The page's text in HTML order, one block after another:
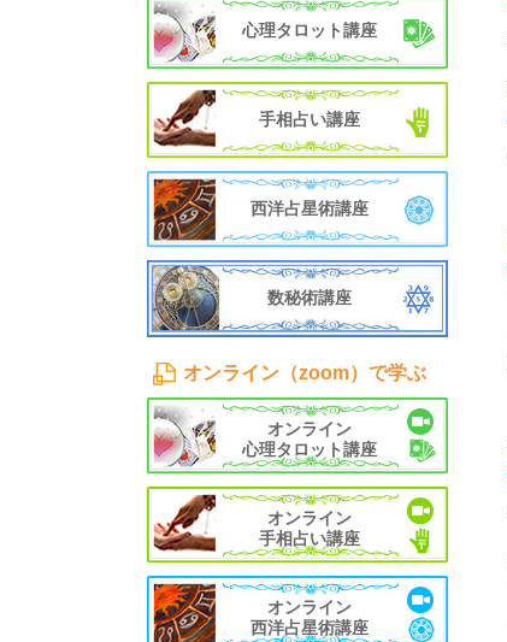
心理タロット講座
手相占い講座
西洋占星術講座
数秘術講座
オンライン（zoom）で学ぶ
オンライン
心理タロット講座
オンライン
手相占い講座
オンライン
西洋占星術講座